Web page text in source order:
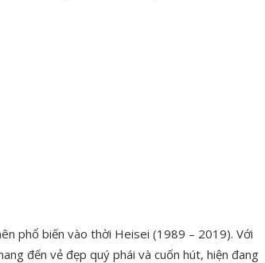
phổ biến vào thời Heisei (1989 – 2019). Với
đến vẻ đẹp quý phái và cuốn hút, hiện đang